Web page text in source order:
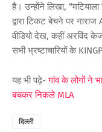
है। उन्होंने लिखा,
द्वारा टिकट बेचने पर नाराज
वीडियो देख, कहीं अरविंद
सभी भ्रष्टाचारियों के
यह भी पढ़े-गांव के लोगों ने
बचकर निकले MLA
दिल्ली